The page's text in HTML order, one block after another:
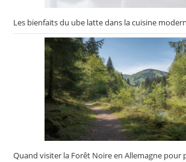
Les bienfaits du ube latte dans la cuisine
Quand visiter la Forêt Noire en Allemagne pour